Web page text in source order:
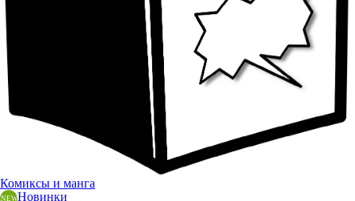
Комиксы и манга
Новинки